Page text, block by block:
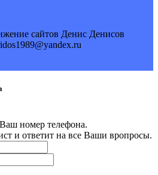
сайтов Денис Денисов
номер телефона.
и ответит на все Ваши вропросы.